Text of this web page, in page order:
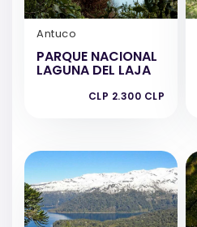
Antuco
PARQUE NACIONAL
LAGUNA DEL LAJA
CLP 2.300 CLP